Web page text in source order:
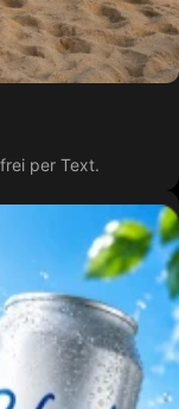
per Text.